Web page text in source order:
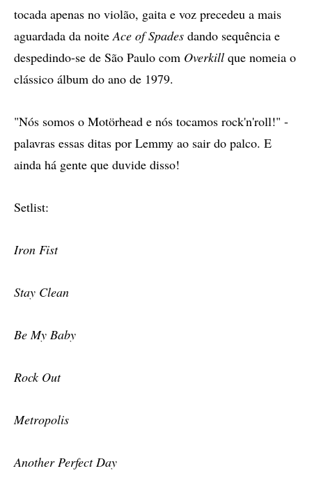
tocada apenas no violão, gaita e voz precedeu a mais
aguardada da noiteAce of Spades dando sequência e
despedindo-se de São Paulo com Overkill que nomeia o
clássico álbum do ano de 1979.
"Nós somos o Motörhead e nós tocamos rock'n'roll!" -
palavras essas ditas por Lemmy ao sair do palco. E
ainda há gente que duvide disso!
Setlist:
Iron Fist
Stay Clean
Be My Baby
Rock Out
Metropolis
Another Perfect Day